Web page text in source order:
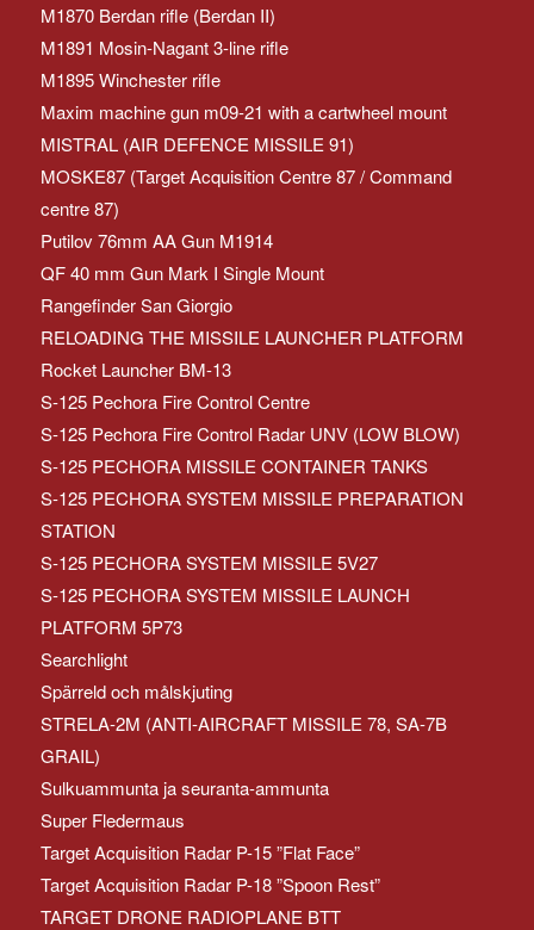
M1870 Berdan rifle (Berdan II)
M1891 Mosin-Nagant 3-line rifle
M1895 Winchester rifle
Maxim machine gun m09-21 with a cartwheel mount
MISTRAL (AIR DEFENCE MISSILE 91)
MOSKE87 (Target Acquisition Centre 87 / Command
centre 87)
Putilov 76mm AA Gun M1914
QF 40 mm Gun Mark I Single Mount
Rangefinder San Giorgio
RELOADING THE MISSILE LAUNCHER PLATFORM
Rocket Launcher BM-13
S-125 Pechora Fire Control Centre
S-125 Pechora Fire Control Radar UNV (LOW BLOW)
S-125 PECHORA MISSILE CONTAINER TANKS
S-125 PECHORA SYSTEM MISSILE PREPARATION
STATION
S-125 PECHORA SYSTEM MISSILE 5V27
S-125 PECHORA SYSTEM MISSILE LAUNCH
PLATFORM 5P73
Searchlight
Spärreld och målskjuting
STRELA-2M (ANTI-AIRCRAFT MISSILE 78, SA-7B
GRAIL)
Sulkuammunta ja seuranta-ammunta
Super Fledermaus
Target Acquisition Radar P-15 ”Flat Face”
Target Acquisition Radar P-18 ”Spoon Rest”
TARGET DRONE RADIOPLANE BTT